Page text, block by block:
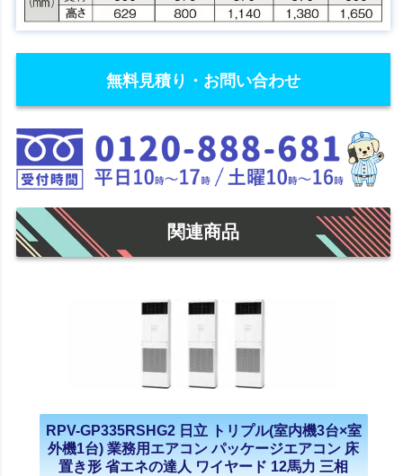
無料見積り・お問い合わせ
関連商品
RPV-GP335RSHG2 日立 トリプル(室内機3台×室
外機1台) 業務用エアコン パッケージエアコン 床
置き形 省エネの達人 ワイヤード 12馬力 三相